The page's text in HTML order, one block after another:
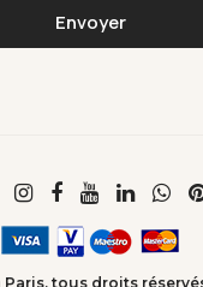
Paris, tous droits